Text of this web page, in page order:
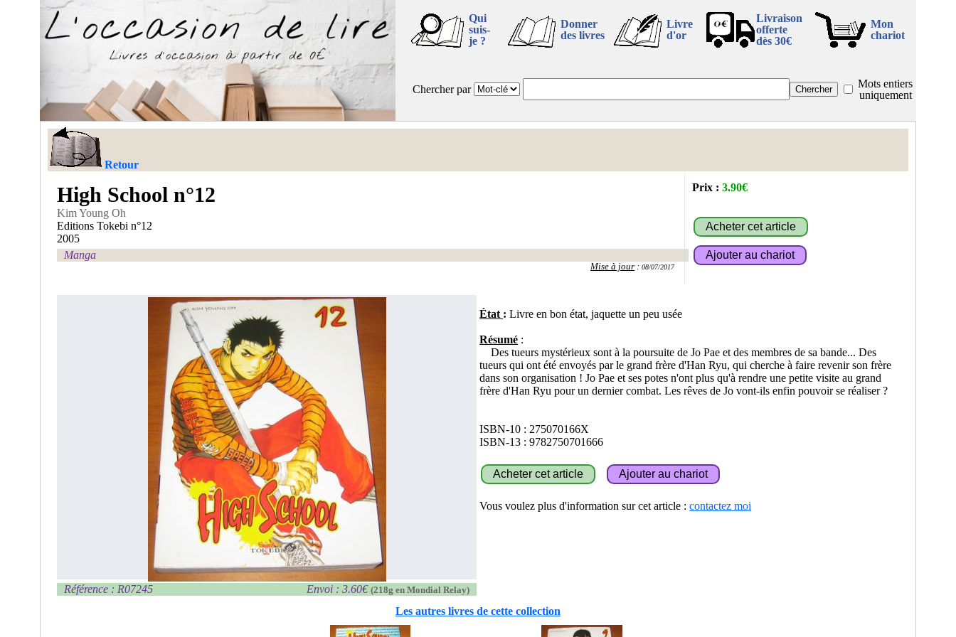
Qui
suis-
je ?
Donner
des livres
Livre
d'or
Livraison
offerte
dès 30€
Mon
chariot
Chercher par
Mots entiers
uniquement
Retour
High School n°12
Kim Young Oh
Editions Tokebi n°12
2005
Manga
Mise à jour :08/07/2017
Prix : 3.90€
Référence : R07245 Envoi : 3.60€(218g en Mondial Relay)
État : Livre en bon état, jaquette un peu usée
Résumé :
Des tueurs mystérieux sont à la poursuite de Jo Pae et des membres de sa bande... Des
tueurs qui ont été envoyés par le grand frère d'Han Ryu, qui cherche à faire revenir son frère
dans son organisation ! Jo Pae et ses potes n'ont plus qu'à rendre une petite visite au grand
frère d'Han Ryu pour un dernier combat. Les rêves de Jo vont-ils enfin pouvoir se réaliser ?
ISBN-10 : 275070166X
ISBN-13 : 9782750701666
Vous voulez plus d'information sur cet article :contactez moi
Les autres livres de cette collection